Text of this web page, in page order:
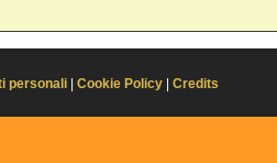
personali Cookie Policy Credits